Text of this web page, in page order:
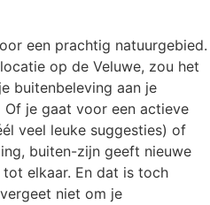
een prachtig natuurgebied.
op de Veluwe, zou het
buitenbeleving aan je
je gaat voor een actieve
veel leuke suggesties) of
buiten-zijn geeft nieuwe
elkaar. En dat is toch
niet om je